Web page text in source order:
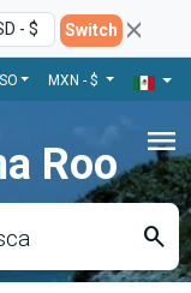
Switch
MXN - $
menu
Roo
search